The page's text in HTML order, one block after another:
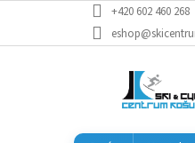
obsah
+420 602 460 268